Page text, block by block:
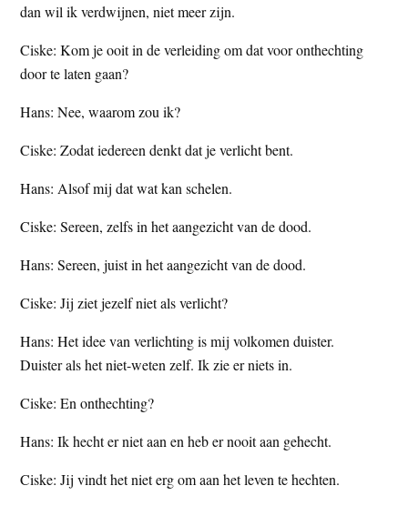
dan wil ik verdwijnen, niet meer zijn.
Ciske: Kom je ooit in de verleiding om dat voor onthechting
door te laten gaan?
Hans: Nee, waarom zou ik?
Ciske: Zodat iedereen denkt dat je verlicht bent.
Hans: Alsof mij dat wat kan schelen.
Ciske: Sereen, zelfs in het aangezicht van de dood.
Hans: Sereen, juist in het aangezicht van de dood.
Ciske: Jij ziet jezelf niet als verlicht?
Hans: Het idee van verlichting is mij volkomen duister.
Duister als het niet-weten zelf. Ik zie er niets in.
Ciske: En onthechting?
Hans: Ik hecht er niet aan en heb er nooit aan gehecht.
Ciske: Jij vindt het niet erg om aan het leven te hechten.